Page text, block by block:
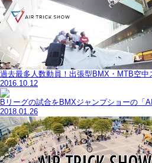
過去最多人数動員！出張型BMX・MTB空中
2016.10.12
Bリーグの試合をBMXジャンプショーの「
2018.01.26